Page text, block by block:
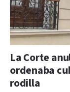
La Corte
ordenaba
rodilla